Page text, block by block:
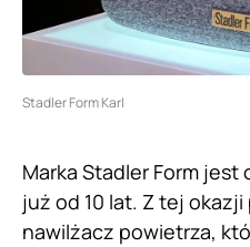
Stadler Form Karl
Marka Stadler Form
już od 10 lat. Z tej
nawilżacz powietrza,